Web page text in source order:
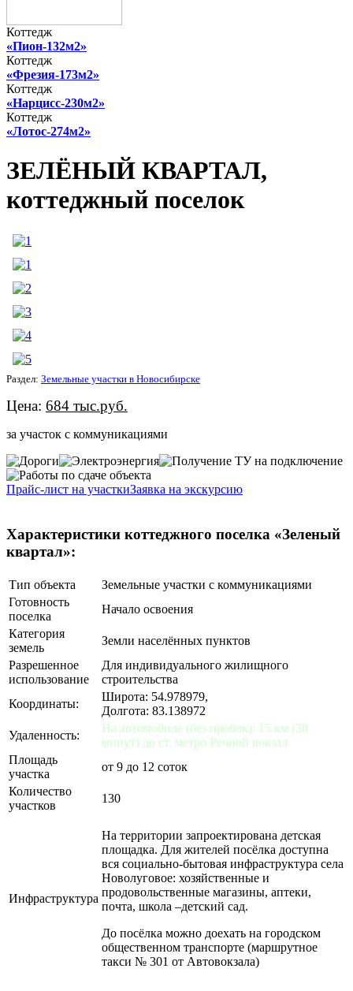
Коттедж
«Пион-132м2»
Коттедж
«Фрезия-173м2»
Коттедж
«Нарцисс-230м2»
Коттедж
«Лотос-274м2»
ЗЕЛЁНЫЙ КВАРТАЛ,
коттеджный поселок
Раздел: Земельные участки в Новосибирске
Цена: 684 тыс.руб.
за участок с коммуникациями
Прайс-лист на участкиЗаявка на экскурсию
Характеристики коттеджного поселка «Зеленый
квартал»:
Тип объекта
Земельные участки с коммуникациями
Готовность
поселка
Начало освоения
Категория
земель
Земли населённых пунктов
Разрешенное
использование
Для индивидуального жилищного
строительства
Координаты:
Широта: 54.978979,
Долгота: 83.138972
Удаленность:
На автомобиле (без пробок): 15 км (30
минут) до ст. метро Речной вокзал
Площадь
участка
от 9 до 12 соток
Количество
участков
130
Инфраструктура
На территории запроектирована детская
площадка. Для жителей посёлка доступна
вся социально-бытовая инфраструктура села
Новолуговое: хозяйственные и
продовольственные магазины, аптеки,
почта, школа –детский сад.
До посёлка можно доехать на городском
общественном транспорте (маршрутное
такси № 301 от Автовокзала)